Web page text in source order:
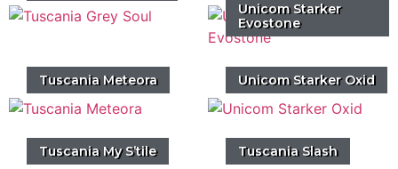
Unicom Starker
Evostone
Tuscania Meteora Unicom Starker Oxid
Tuscania My S’tile Tuscania Slash